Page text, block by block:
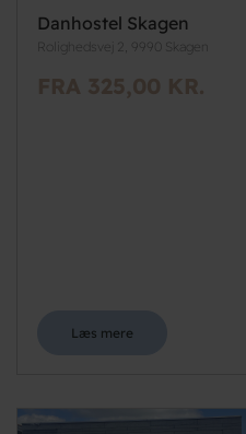
Danhostel Skagen
Rolighedsvej 2, 9990 Skagen
FRA 325,00 KR.
Læs mere